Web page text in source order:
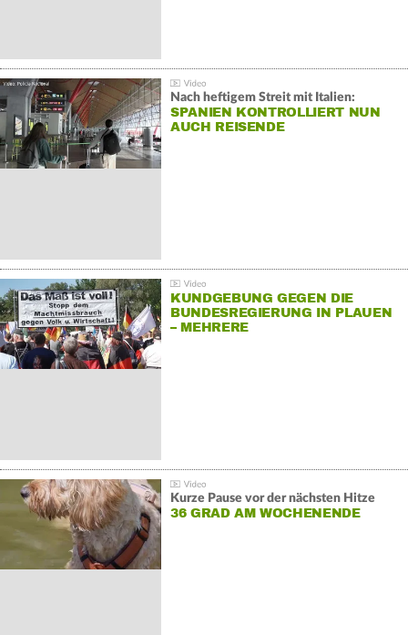
Nach heftigem Streit mit Italien:
SPANIEN KONTROLLIERT NUN
AUCH REISENDE
KUNDGEBUNG GEGEN DIE
BUNDESREGIERUNG IN PLAUEN
– MEHRERE
Kurze Pause vor der nächsten Hitze
36 GRAD AM WOCHENENDE